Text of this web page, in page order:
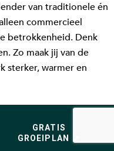
van traditionele én
commercieel
betrokkenheid. Denk
Zo maak jij van de
sterker, warmer en
GRATIS
GROEIPLAN